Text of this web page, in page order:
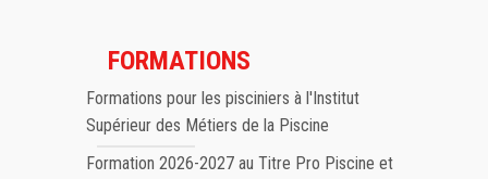
FORMATIONS
Formations pour les pisciniers à l'Institut
Supérieur des Métiers de la Piscine
Formation 2026-2027 au Titre Pro Piscine et